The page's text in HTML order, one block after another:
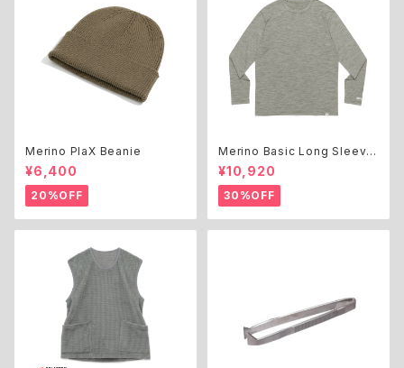
Merino PlaX Beanie
¥6,400
20%OFF
Merino Basic Long Sleeve
Tee "Micro Border"
¥10,920
30%OFF